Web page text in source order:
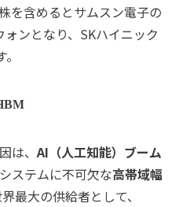
を含めるとサムスン電子の
ンとなり、SKハイニック
は、 AI（人工知能）ブーム
ステムに不可欠な高帯域幅
最大の供給者として、